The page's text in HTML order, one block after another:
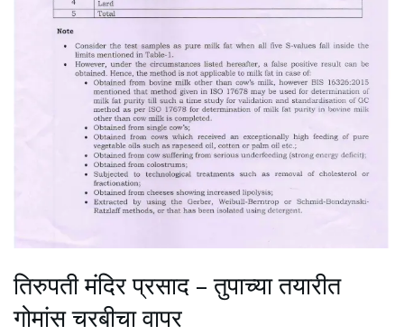
तिरुपती मंदिर प्रसाद – तुपाच्या तयारीत
गोमांस चरबीचा वापर